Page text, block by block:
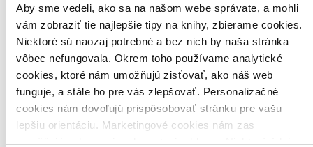
Aby sme vedeli, ako sa na našom webe správate, a mohli
vám zobraziť tie najlepšie tipy na knihy, zbierame cookies.
Niektoré sú naozaj potrebné a bez nich by naša stránka
vôbec nefungovala. Okrem toho používame analytické
cookies, ktoré nám umožňujú zisťovať, ako náš web
funguje, a stále ho pre vás zlepšovať. Personalizačné
cookies nám dovoľujú prispôsobovať stránku pre vašu
lepšiu orientáciu. Marketingové cookies nám zas
umožňujú zobrazenie relevantnej reklamy. Niektoré údaje
Použité filtre
Zrušiť filtre
Účinkuje Jon Oigarden